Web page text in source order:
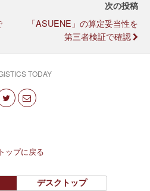
次の投稿
「ASUENE」の算定妥当性を
第三者検証で確認
TODAY
トップに戻る
デスクトップ